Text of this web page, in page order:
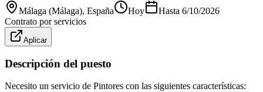
Málaga (Málaga), España Hoy Hasta 6/10/2026
Contrato por servicios
Aplicar
Descripción del puesto
Necesito un servicio de Pintores con las siguientes características: